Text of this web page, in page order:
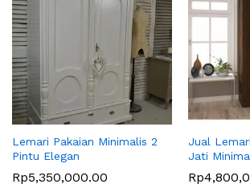
Lemari Pakaian Minimalis 2
Pintu Elegan
Rp5,350,000.00
Jual
Jati
Rp